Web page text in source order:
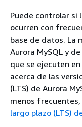
Puede controlar si
ocurren con
base de datos. La
Aurora MySQL y
que se ejecuten
acerca de las
(LTS) de Aurora
menos
largo plazo (LTS)